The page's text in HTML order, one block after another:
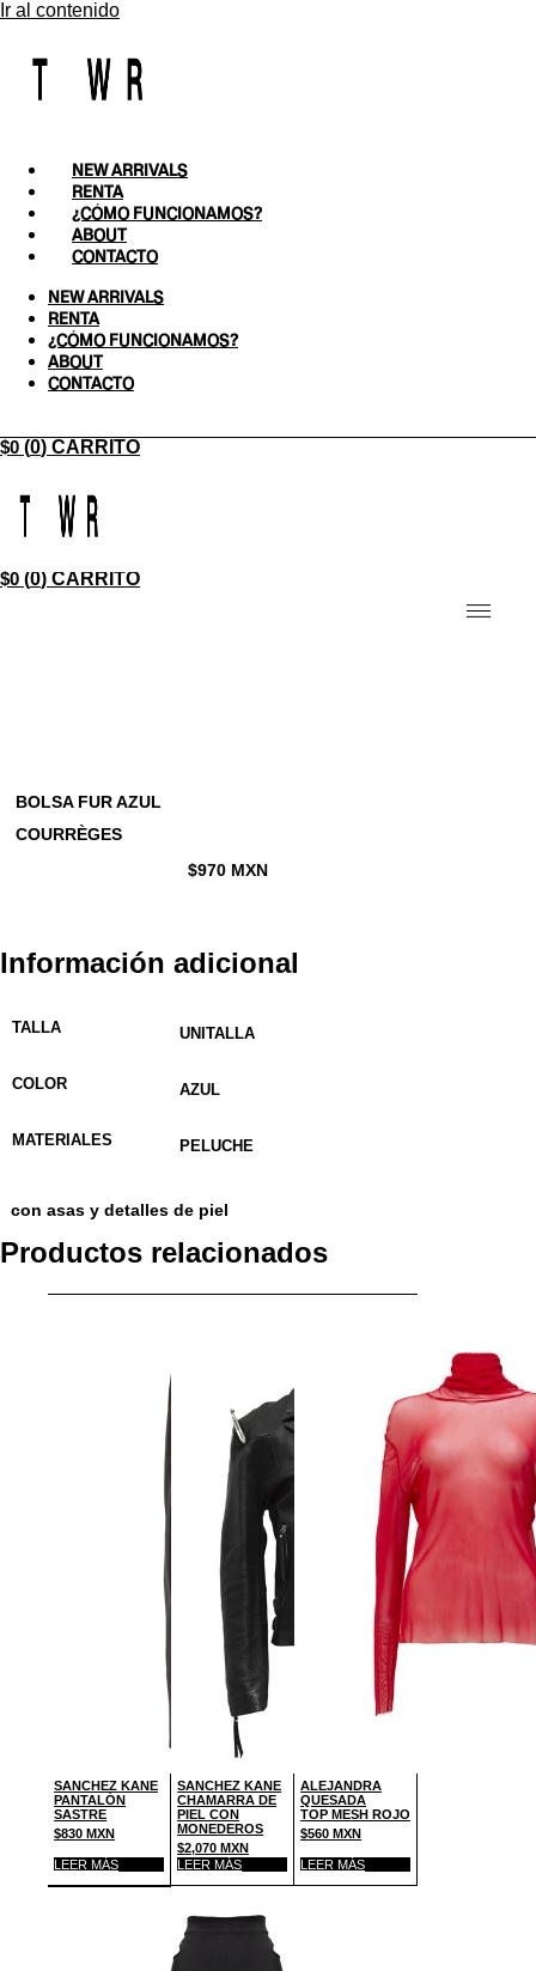
Ir al contenido
NEW ARRIVALS
RENTA
¿CÓMO FUNCIONAMOS?
ABOUT
CONTACTO
NEW ARRIVALS
RENTA
¿CÓMO FUNCIONAMOS?
ABOUT
CONTACTO
$0 0 CARRITO
$0 0 CARRITO
BOLSA FUR AZUL
COURRÈGES
$970 MXN
Información adicional
TALLA UNITALLA
COLOR AZUL
MATERIALES PELUCHE
con asas y detalles de piel
Productos relacionados
SANCHEZ KANE
PANTALÓN
SASTRE
$830 MXN
LEER MÁS
SANCHEZ KANE
CHAMARRA DE
PIEL CON
MONEDEROS
$2,070 MXN
LEER MÁS
ALEJANDRA
QUESADA
TOP MESH ROJO
$560 MXN
LEER MÁS